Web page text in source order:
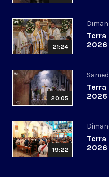
21:24
2026
20:05
Terra
2026
19:22
Terra
2026